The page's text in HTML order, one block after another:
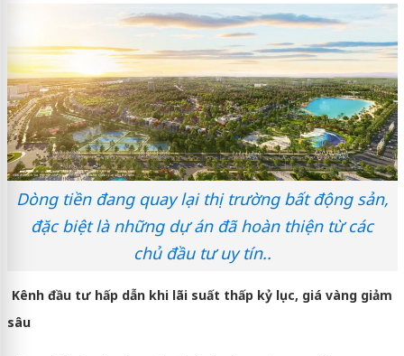
Dòng tiền đang quay lại thị trường bất động sản,
đặc biệt là những dự án đã hoàn thiện từ các
chủ đầu tư uy tín..
Kênh đầu tư hấp dẫn khi lãi suất thấp kỷ lục, giá vàng giảm
sâu